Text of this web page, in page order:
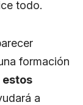
todo.
formación
estos
a